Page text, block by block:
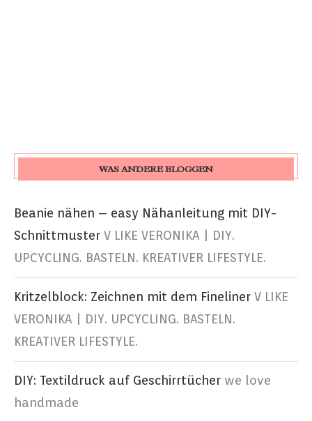
WAS ANDERE BLOGGEN
Beanie nähen – easy Nähanleitung mit DIY-
Schnittmuster V LIKE VERONIKA | DIY.
UPCYCLING. BASTELN. KREATIVER LIFESTYLE.
Kritzelblock: Zeichnen mit dem Fineliner V LIKE
VERONIKA | DIY. UPCYCLING. BASTELN.
KREATIVER LIFESTYLE.
DIY: Textildruck auf Geschirrtücher we love
handmade